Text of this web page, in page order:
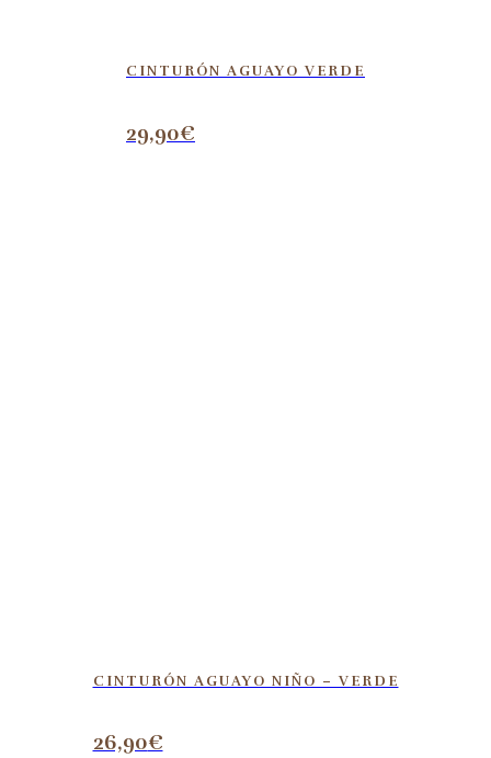
CINTURÓN AGUAYO VERDE
29,90€
CINTURÓN AGUAYO NIÑO – VERDE
26,90€